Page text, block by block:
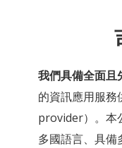
我們具備全面且
的資訊應用服
provider）。本
多國語言、具備